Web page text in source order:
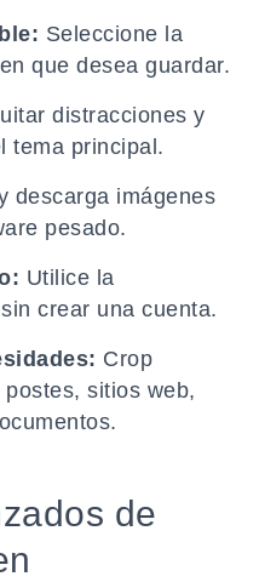
Seleccione la
que desea guardar.
distracciones y
tema principal.
descarga imágenes
pesado.
Utilice la
crear una cuenta.
Crop
sitios web,
de